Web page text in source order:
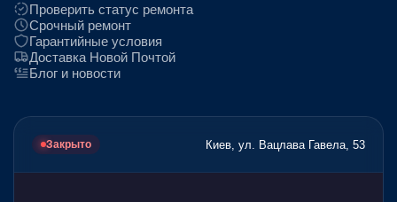
Проверить статус ремонта
Срочный ремонт
Гарантийные условия
Доставка Новой Почтой
Блог и новости
Закрыто Киев, ул. Вацлава Гавела, 53